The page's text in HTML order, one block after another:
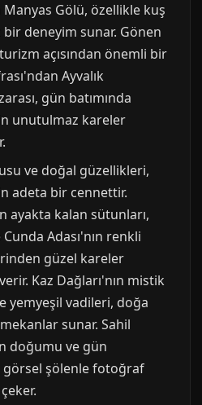
Gölü, özellikle kuş
deneyim sunar. Gönen
açısından önemli bir
Ayvalık
gün batımında
unutulmaz kareler
ve doğal güzellikleri,
adeta bir cennettir.
ayakta kalan sütunları,
Adası'nın renkli
güzel kareler
Kaz Dağları'nın mistik
yemyeşil vadileri, doğa
sunar. Sahil
doğumu ve gün
görsel şölenle fotoğraf